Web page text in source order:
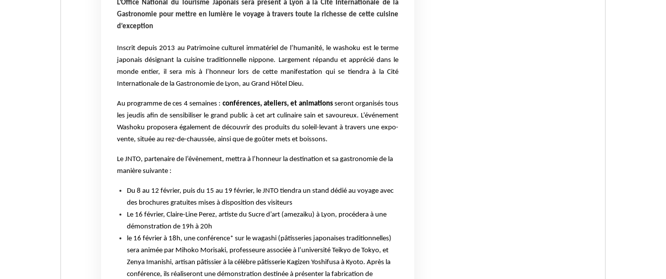
L’Office National du Tourisme Japonais sera présent à Lyon à la Cité Internationale de la
Gastronomie pour mettre en lumière le voyage à travers toute la richesse de cette cuisine
d’exception
Inscrit depuis 2013 au Patrimoine culturel immatériel de l’humanité, le washoku est le terme
japonais désignant la cuisine traditionnelle nippone. Largement répandu et apprécié dans le
monde entier, il sera mis à l’honneur lors de cette manifestation qui se tiendra à la Cité
Internationale de la Gastronomie de Lyon, au Grand Hôtel Dieu.
Au programme de ces 4 semaines : conférences, ateliers, et animationsseront organisés tous
les jeudis afin de sensibiliser le grand public à cet art culinaire sain et savoureux. L’événement
Washoku proposera également de découvrir des produits du soleil-levant à travers une expo-
vente, située au rez-de-chaussée, ainsi que de goûter mets et boissons.
Le JNTO, partenaire de l’évènement, mettra à l’honneur la destination et sa gastronomie de la
manière suivante :
Du 8 au 12 février, puis du 15 au 19 février, le JNTO tiendra un stand dédié au voyage avec
des brochures gratuites mises à disposition des visiteurs
Le 16 février, Claire-Line Perez, artiste du Sucre d’art (amezaiku) à Lyon, procédera à une
démonstration de 19h à 20h
le 16 février à 18h, une conférence* sur le wagashi (pâtisseries japonaises traditionnelles)
sera animée par Mihoko Morisaki, professeure associée à l’université Teikyo de Tokyo, et
Zenya Imanishi, artisan pâtissier à la célèbre pâtisserie Kagizen Yoshifusa à Kyoto. Après la
conférence, ils réaliseront une démonstration destinée à présenter la fabrication de